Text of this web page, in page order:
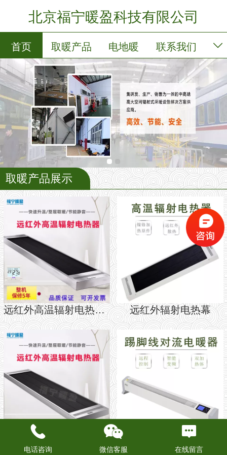
北京福宁暖盈科技有限公司
首页 取暖产品 电地暖 联系我们
公司简介 留言板
取暖产品展示
远红外高温辐射电热器220V 远红外辐射电热幕
电话咨询 微信客服 在线留言